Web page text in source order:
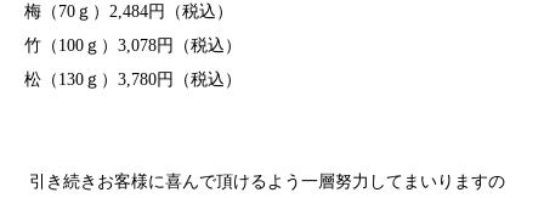
梅（70ｇ）2,484円（税込）
竹（100ｇ）3,078円（税込）
松（130ｇ）3,780円（税込）
引き続きお客様に喜んで頂けるよう一層努力してまいりますの